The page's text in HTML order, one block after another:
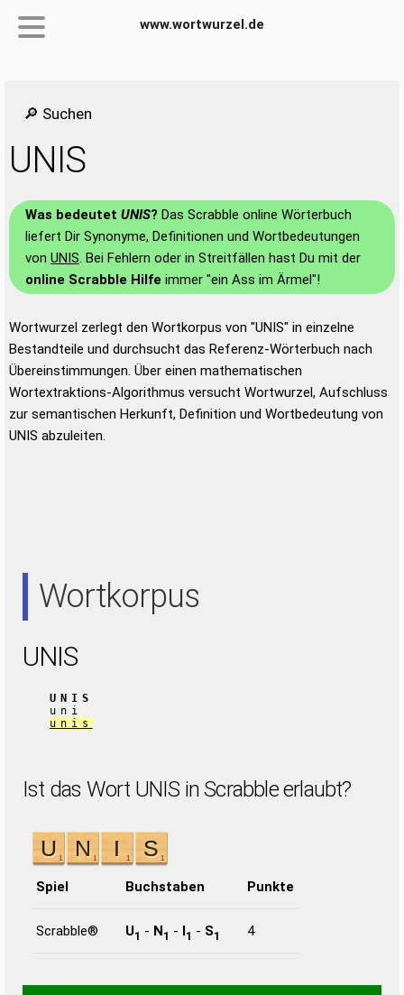
www.wortwurzel.de
🔎 Suchen
UNIS
Was bedeutet UNIS? Das Scrabble online Wörterbuch
liefert Dir Synonyme, Definitionen und Wortbedeutungen
von UNIS. Bei Fehlern oder in Streitfällen hast Du mit der
online Scrabble Hilfe immer "ein Ass im Ärmel"!
Wortwurzel zerlegt den Wortkorpus von "UNIS" in einzelne
Bestandteile und durchsucht das Referenz-Wörterbuch nach
Übereinstimmungen. Über einen mathematischen
Wortextraktions-Algorithmus versucht Wortwurzel, Aufschluss
zur semantischen Herkunft, Definition und Wortbedeutung von
UNIS abzuleiten.
Wortkorpus
UNIS
UNIS
uni
unis
Ist das Wort UNIS in Scrabble erlaubt?
Spiel Buchstaben Punkte
Scrabble® U1 - N1 - I1 - S1 4